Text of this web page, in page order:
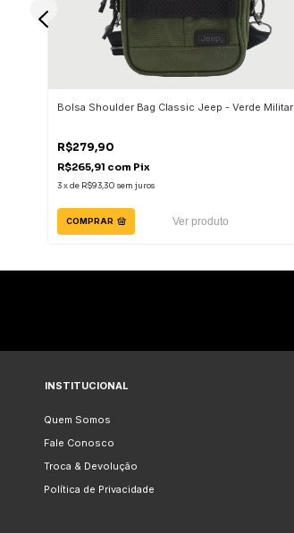
Bolsa Shoulder Bag Classic Jeep - Verde Militar
R$279,90
R$265,91 com Pix
3 xde R$93,30 sem juros
COMPRAR Ver produto
INSTITUCIONAL
Quem Somos
Fale Conosco
Troca & Devolução
Política de Privacidade